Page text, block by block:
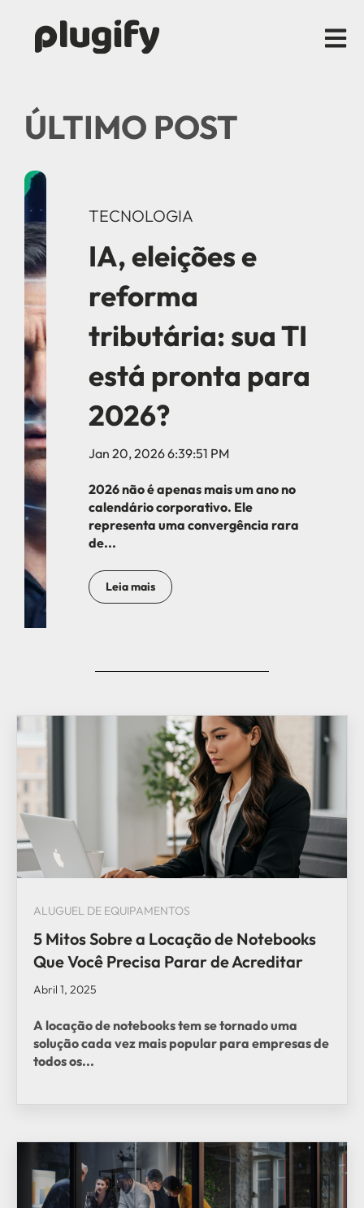
Open
ÚLTIMO POST
TECNOLOGIA
IA, eleições e
reforma
tributária: sua TI
está pronta para
2026?
Jan 20, 2026 6:39:51 PM
2026 não é apenas mais um ano no
calendário corporativo. Ele
representa uma convergência rara
de...
Leia mais
ALUGUEL DE EQUIPAMENTOS
5 Mitos Sobre a Locação de Notebooks
Que Você Precisa Parar de Acreditar
Abril 1, 2025
A locação de notebooks tem se tornado uma
solução cada vez mais popular para empresas de
todos os...